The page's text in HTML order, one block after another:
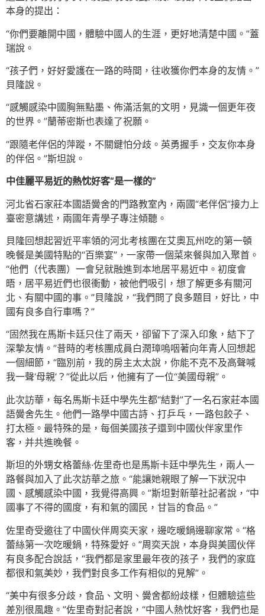
本身的提出：
“你們要離開中國，體驗中國人的生涯，更好地清楚中國。”蓋
瑞說。
“孩子們，好好愛護在一路的時間，往收獲你們本身的友情。”
貝隆說。
“感觸感染中國胸無點墨、佈滿活氣的文明，見識一個更年夜
的世界。”蘭蒂密斯也表達了祝願。
“跟隨老伴侶的萍蹤，不關鍵怕分歧。英勇握手，交友你本身
的伴侶。”斯坦說。
中佳麗平易近的熱忱好客“是一樣的”
河北省石家莊本國語黌舍的門路教室內，兩國“老伴侶”接力上
臺密意講述，兩國年青學子專注傾聽。
貝隆回想起習近平率領的河北考核團在艾奧瓦州吃的第一頓
晚餐是美國特點的“百樂宴”，一家帶一個菜來餐與加入聚首。
“他們（代表團）一會兒就融進到本地居平易近中。初度會
晤，居平易近們也很衝動，被他們吸引，想了解更多有關河
北、有關中國的事。”貝隆說，“我們問了良多題目，好比，中
國有良多自行車嗎？”
“固然我在馬斯卡廷只住了兩天，卻留下了深入印象，結下了
深摯友情。”昔時的考核團成員白潤璋嗚咽著向年青人回想起
一個細節，“臨別前，我的房主太太說，你能不克不及高聲喊
我一聲‘母親’？”從此以后，他擁有了一位“美國母親”。
此次訪華，每名馬斯卡廷中學先生都“結對”了一名石家莊本國
語黌舍先生。他們一路學中國古詩、打乒乓，一路包餃子、
打太極。最特殊的是，每個美國孩子還到中國伙伴家里作
客，并共進晚餐。
斯坦的外甥女格蕾絲·佐里奇也是馬斯卡廷中學先生，兩人一
路餐與加入了此次訪華之旅。“能讓她親眼了解一下狀況中
國、感觸感染中國，我覺得高興。”斯坦對新華社記者說，“中
國事了不得的國度，有和氣的國民，甘旨的食品。”
佐里奇受邀往了中國伙伴周奕天家，邊吃暖鍋邊聊家常。“格
蕾絲第一次吃暖鍋，特殊愛好。”周奕天說，本身與美國伙伴
有良多配合說話，“我們都是家里最年夜的孩子，我們的家庭
都很和氣美妙，我們對良多工作有相似的見解”。
“美中有很多分歧，食品、文明、黌舍都紛歧樣，但體驗這些
差別很風趣。”佐里奇對記者說，“中國人熱忱好客，我們也是